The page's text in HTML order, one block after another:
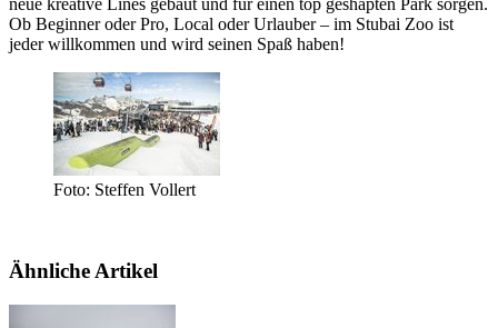
neue kreative Lines gebaut und für einen top geshapten Park sorgen.
Ob Beginner oder Pro, Local oder Urlauber – im Stubai Zoo ist
jeder willkommen und wird seinen Spaß haben!
Foto: Steffen Vollert
Ähnliche Artikel